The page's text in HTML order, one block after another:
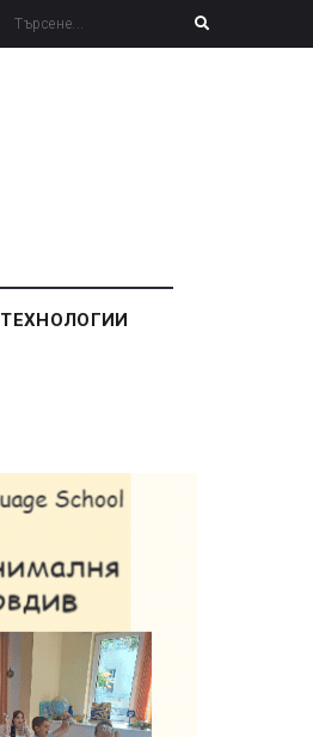
ТЕХНОЛОГИИ